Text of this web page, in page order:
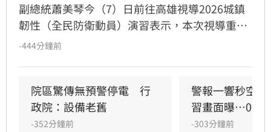
副總統蕭美琴今（7）日前往高雄視導2026城鎮
韌性（全民防衛動員）演習表示，本次視導重點
在於檢驗「指揮體系持續運作」、「民間力量整
是確認當城市面臨極端挑戰時，各項決策能否迅
速到位、有效銜接，確保民眾生活安全且維持正
常秩序，相信這正是城鎮韌性演習最重要的目
-444分鐘前
院區驚傳無預警停電　行
政院：設備老舊
-352分鐘前
警報一響秒空
習畫面曝…0違
-303分鐘前